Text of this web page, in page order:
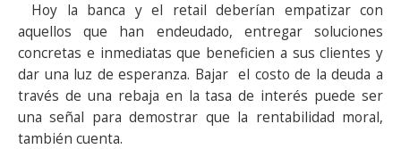
Hoy la banca y el retail deberían empatizar con
aquellos que han endeudado, entregar soluciones
concretas e inmediatas que beneficien a sus clientes y
dar una luz de esperanza. Bajar el costo de la deuda a
través de una rebaja en la tasa de interés puede ser
una señal para demostrar que la rentabilidad moral,
también cuenta.